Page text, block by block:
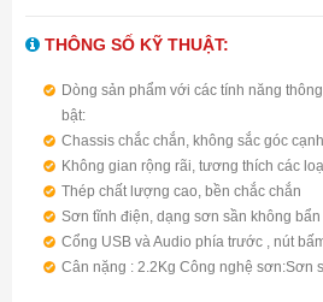
THÔNG SỐ KỸ THUẬT:
Dòng sản phẩm với các tính năng
bật:
Chassis chắc chắn, không sắc góc
Không gian rộng rãi, tương thích các
Thép chất lượng cao, bền chắc chắn
Sơn tĩnh điện, dạng sơn sần không
Cổng USB và Audio phía trước , nút
Cân nặng : 2.2Kg Công nghệ sơn:Sơn